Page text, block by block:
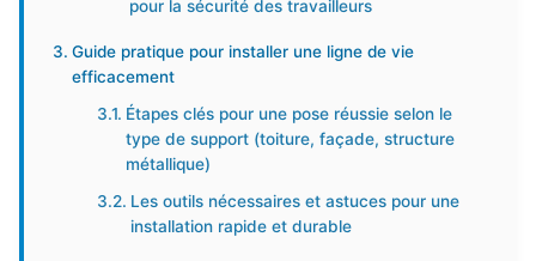
pour la sécurité des travailleurs
Guide pratique pour installer une ligne de vie
efficacement
Étapes clés pour une pose réussie selon le
type de support (toiture, façade, structure
métallique)
Les outils nécessaires et astuces pour une
installation rapide et durable